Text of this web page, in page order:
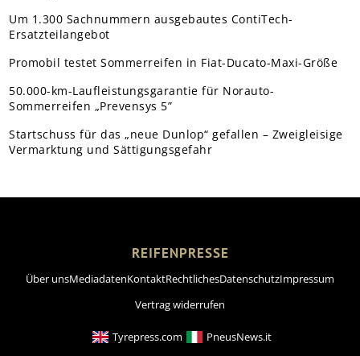
Um 1.300 Sachnummern ausgebautes ContiTech-
Ersatzteilangebot
Promobil testet Sommerreifen in Fiat-Ducato-Maxi-Größe
50.000-km-Laufleistungsgarantie für Norauto-
Sommerreifen „Prevensys 5”
Startschuss für das „neue Dunlop“ gefallen – Zweigleisige
Vermarktung und Sättigungsgefahr
REIFENPRESSE
Über unsMediadatenKontaktRechtlichesDatenschutzImpressum
Vertrag widerrufen
Tyrepress.com PneusNews.it